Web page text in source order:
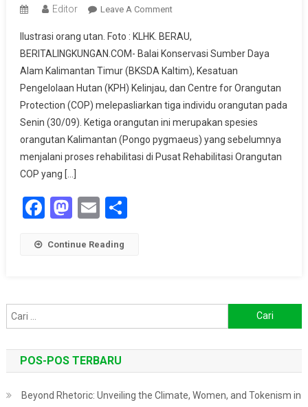
Editor Leave A CommentOn
Orangutan
Hasil
Repatriasi
Dari
Thailand
Dan
Orangutan
Ilustrasi orang utan. Foto : KLHK. BERAU,
BERITALINGKUNGAN.COM- Balai Konservasi Sumber Daya
Alam Kalimantan Timur (BKSDA Kaltim), Kesatuan
Pengelolaan Hutan (KPH) Kelinjau, dan Centre for Orangutan
Protection (COP) melepasliarkan tiga individu orangutan pada
Senin (30/09). Ketiga orangutan ini merupakan spesies
orangutan Kalimantan (Pongo pygmaeus) yang sebelumnya
menjalani proses rehabilitasi di Pusat Rehabilitasi Orangutan
COP yang […]
Facebook
Mastodon
EmailShare
Continue Reading
untuk:
POS-POS TERBARU
Beyond Rhetoric: Unveiling the Climate, Women, and Tokenism in